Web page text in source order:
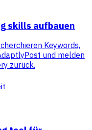
skills aufbauen
Keywords,
und melden
zurück.